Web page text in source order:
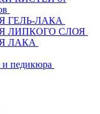
ГЕЛЬ-ЛАКА
ЛИПКОГО СЛОЯ
ЛАКА
педикюра